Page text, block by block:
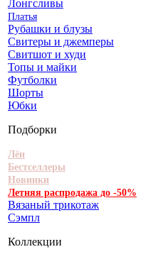
Лонгсливы
Платья
Рубашки и блузы
Свитеры и джемперы
Свитшот и худи
Топы и майки
Футболки
Шорты
Юбки
Подборки
Лён
Бестселлеры
Новинки
Летняя распродажа до -50%
Вязаный трикотаж
Сэмпл
Коллекции